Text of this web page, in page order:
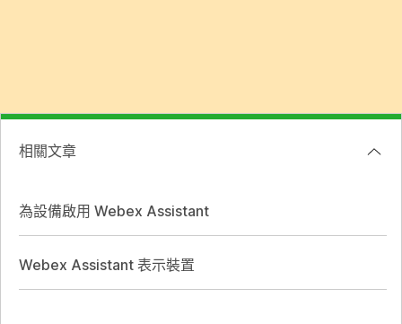
相關文章
為設備啟用 Webex Assistant
Webex Assistant 表示裝置